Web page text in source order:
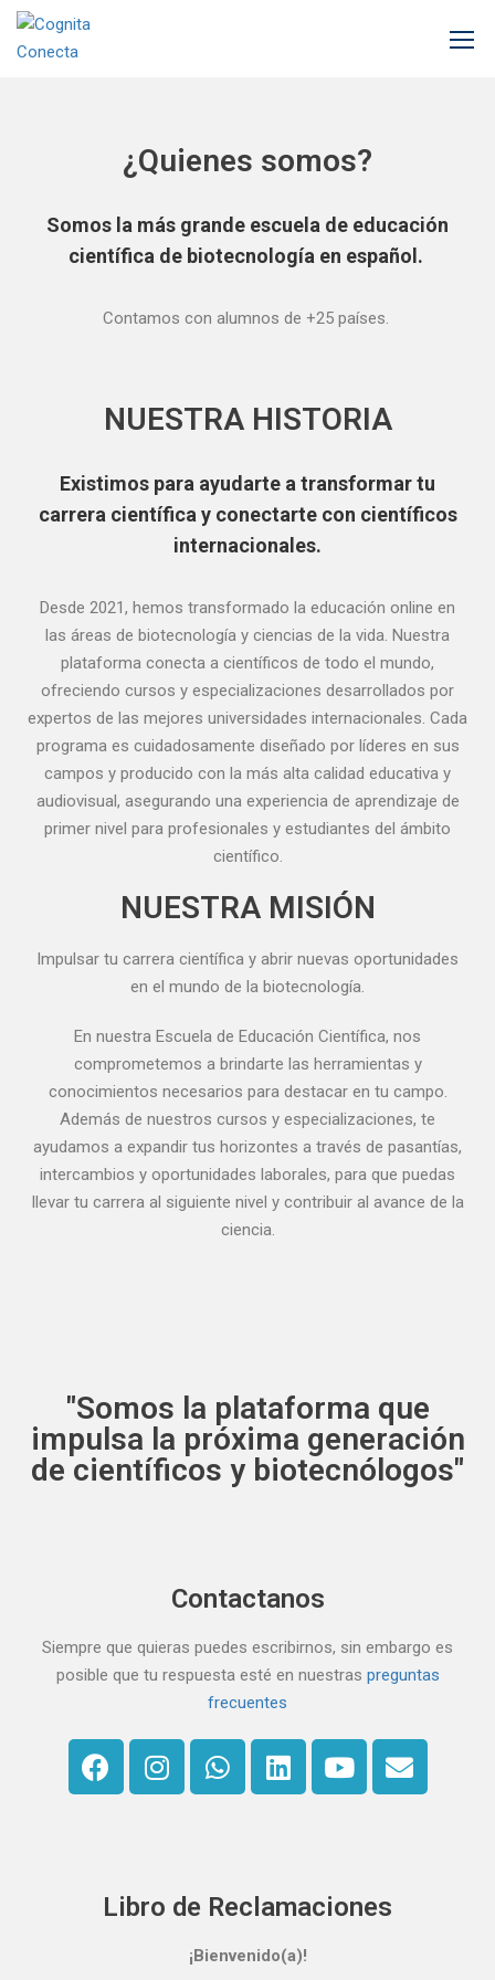
Inicio Nosotros
¿Quienes somos?
Somos la más grande escuela de educación
científica de biotecnología en español.
Contamos con alumnos de +25 países.
NUESTRA HISTORIA
Existimos para ayudarte a transformar tu
carrera científica y conectarte con científicos
internacionales.
Desde 2021, hemos transformado la educación online en
las áreas de biotecnología y ciencias de la vida. Nuestra
plataforma conecta a científicos de todo el mundo,
ofreciendo cursos y especializaciones desarrollados por
expertos de las mejores universidades internacionales. Cada
programa es cuidadosamente diseñado por líderes en sus
campos y producido con la más alta calidad educativa y
audiovisual, asegurando una experiencia de aprendizaje de
primer nivel para profesionales y estudiantes del ámbito
científico.
NUESTRA MISIÓN
Impulsar tu carrera científica y abrir nuevas oportunidades
en el mundo de la biotecnología.
En nuestra Escuela de Educación Científica, nos
comprometemos a brindarte las herramientas y
conocimientos necesarios para destacar en tu campo.
Además de nuestros cursos y especializaciones, te
ayudamos a expandir tus horizontes a través de pasantías,
intercambios y oportunidades laborales, para que puedas
llevar tu carrera al siguiente nivel y contribuir al avance de la
ciencia.
"Somos la plataforma que
impulsa la próxima generación
de científicos y biotecnólogos"
Contactanos
Siempre que quieras puedes escribirnos, sin embargo es
posible que tu respuesta esté en nuestras preguntas
frecuentes
Libro de Reclamaciones
¡Bienvenido(a)!